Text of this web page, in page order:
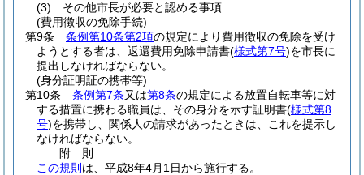
(3)
その他市長が必要と認める事項
(費用徴収の免除手続)
第9条
条例第10条第2項の規定により費用徴収の免除を受け
ようとする者は、返還費用免除申請書(様式第7号)を市長に
提出しなければならない。
(身分証明証の携帯等)
第10条
条例第7条又は第8条の規定による放置自転車等に対
する措置に携わる職員は、その身分を示す証明書(様式第8
号)を携帯し、関係人の請求があったときは、これを提示し
なければならない。
附 則
この規則 は、平成8年4月1日から施行する。